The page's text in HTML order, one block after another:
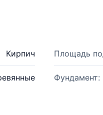
Кирпич Площадь
Фундамент: